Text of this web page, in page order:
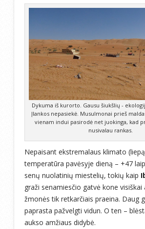
Dykuma iš kurorto. Gausu šiukšlių -
Įlankos nepasiekė. Musulmonai prieš
vienam indui pasirodė net juokinga, kad
nusivalau rankas.
Nepaisant ekstremalaus klimato
temperatūra pavėsyje dieną – +47
senų nuolatinių miestelių, tokių kaip
graži senamiesčio gatvė kone visiškai
žmonės tik retkarčiais praeina. Daug
paprasta pažvelgti vidun. O ten –
aukso amžiaus didybė.